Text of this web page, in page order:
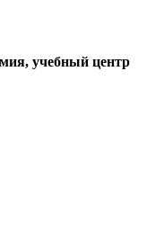
учебный центр